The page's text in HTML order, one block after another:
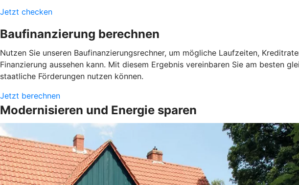
Jetzt checken
Baufinanzierung berechnen
Nutzen Sie unseren Baufinanzierungsrechner, um mögliche Laufzeiten,
Finanzierung aussehen kann. Mit diesem Ergebnis vereinbaren Sie am besten
staatliche Förderungen nutzen können.
Jetzt berechnen
Modernisieren und Energie sparen